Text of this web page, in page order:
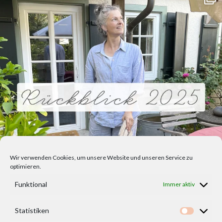
Wir verwenden Cookies, um unsere Website und unseren Service zu
optimieren.
Funktional Immer aktiv
Statistiken